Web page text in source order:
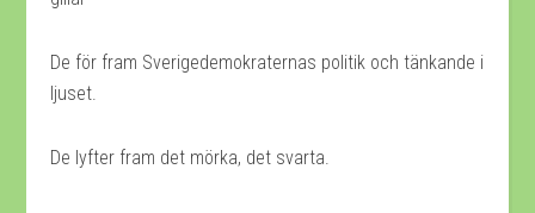
De för fram Sverigedemokraternas politik och tänkande i
ljuset.
De lyfter fram det mörka, det svarta.